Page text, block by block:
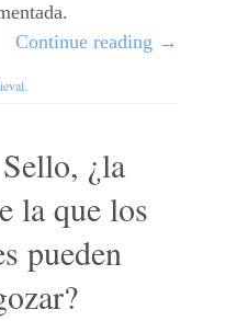
Continue reading →
.
¿la
la que los
pueden